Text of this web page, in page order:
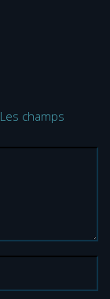
Les champs